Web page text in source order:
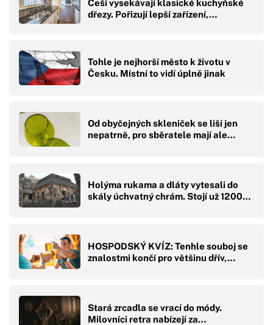
Češi vysekávají klasické kuchyňské
dřezy. Pořizují lepší zařízení,…
Tohle je nejhorší město k životu v
Česku. Místní to vidí úplně jinak
Od obyčejných skleniček se liší jen
nepatrně, pro sběratele mají ale…
Holýma rukama a dláty vytesali do
skály úchvatný chrám. Stojí už 1200…
HOSPODSKÝ KVÍZ: Tenhle souboj se
znalostmi končí pro většinu dřív,…
Stará zrcadla se vrací do módy.
Milovníci retra nabízejí za…